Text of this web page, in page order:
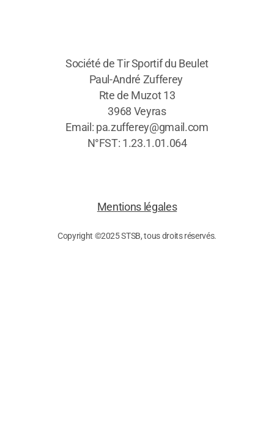
Société de Tir Sportif du Beulet
Paul-André Zufferey
Rte de Muzot 13
3968 Veyras
Email: pa.zufferey@gmail.com
N°FST: 1.23.1.01.064
Mentions légales
Copyright ©2025 STSB, tous droits réservés.